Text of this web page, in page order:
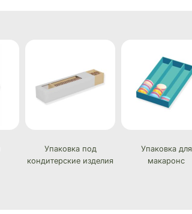
Упаковка под
кондитерские изделия
Упаковка для
макаронс